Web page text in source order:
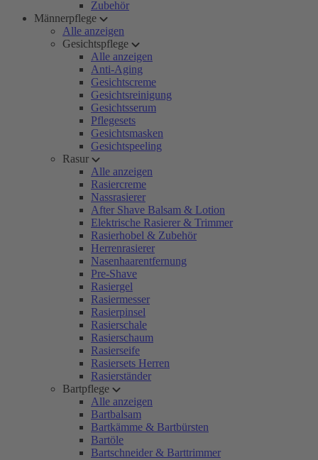
Zubehör
Männerpflege
Alle anzeigen
Gesichtspflege
Alle anzeigen
Anti-Aging
Gesichtscreme
Gesichtsreinigung
Gesichtsserum
Pflegesets
Gesichtsmasken
Gesichtspeeling
Rasur
Alle anzeigen
Rasiercreme
Nassrasierer
After Shave Balsam & Lotion
Elektrische Rasierer & Trimmer
Rasierhobel & Zubehör
Herrenrasierer
Nasenhaarentfernung
Pre-Shave
Rasiergel
Rasiermesser
Rasierpinsel
Rasierschale
Rasierschaum
Rasierseife
Rasiersets Herren
Rasierständer
Bartpflege
Alle anzeigen
Bartbalsam
Bartkämme & Bartbürsten
Bartöle
Bartschneider & Barttrimmer